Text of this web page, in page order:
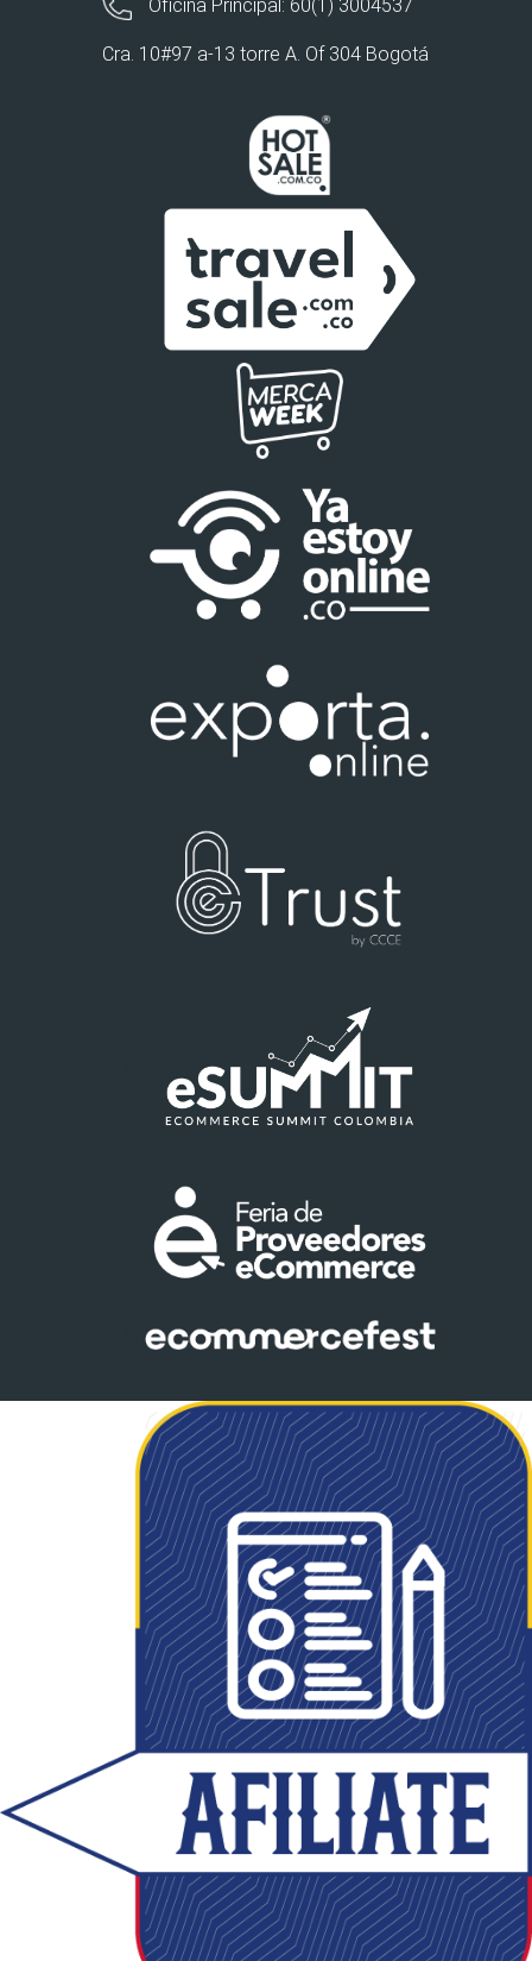
Oficina Principal: 60(1) 3004537
Cra. 10#97 a-13 torre A. Of 304 Bogotá